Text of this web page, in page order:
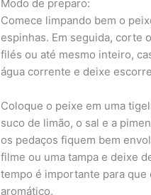
Modo de preparo:
Comece limpando bem o
espinhas. Em seguida, corte
filés ou até mesmo inteiro,
água corrente e deixe
Coloque o peixe em uma
suco de limão, o sal e a
os pedaços fiquem bem
filme ou uma tampa e deixe
tempo é importante para que
aromático.